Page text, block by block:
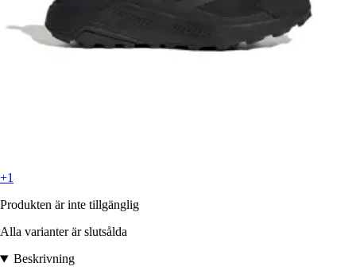
+1
Produkten är inte tillgänglig
Alla varianter är slutsålda
Beskrivning